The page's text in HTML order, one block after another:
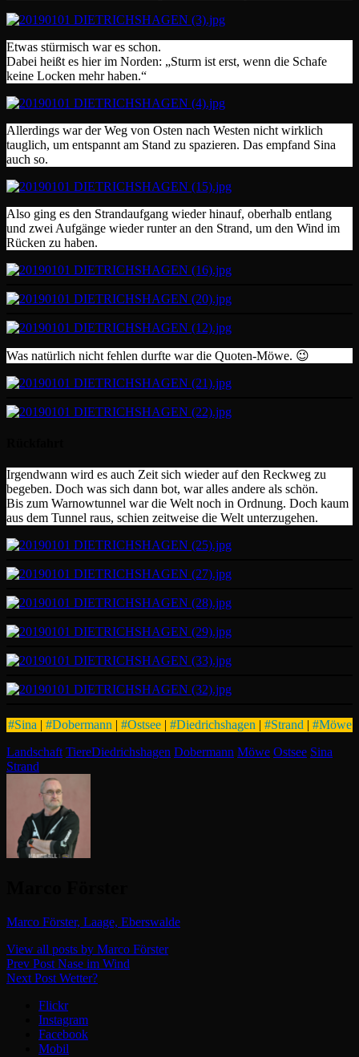
Etwas stürmisch war es schon.
Dabei heißt es hier im Norden: „Sturm ist erst, wenn die Schafe
keine Locken mehr haben.“
Allerdings war der Weg von Osten nach Westen nicht wirklich
tauglich, um entspannt am Stand zu spazieren. Das empfand Sina
auch so.
Also ging es den Strandaufgang wieder hinauf, oberhalb entlang
und zwei Aufgänge wieder runter an den Strand, um den Wind im
Rücken zu haben.
Was natürlich nicht fehlen durfte war die Quoten-Möwe. 😉
Irgendwann wird es auch Zeit sich wieder auf den Reckweg zu
begeben. Doch was sich dann bot, war alles andere als schön.
Bis zum Warnowtunnel war die Welt noch in Ordnung. Doch kaum
aus dem Tunnel raus, schien zeitweise die Welt unterzugehen.
#Sina | #Dobermann | #Ostsee| #Diedrichshagen | #Strand | #Möwe
Categories
Landschaft TiereTags,
Diedrichshagen Dobermann Möwe Ostsee Sina
Strand
Marco Förster, Laage, Eberswalde
View all posts by Marco Förster
Beitragsnavigation
Previous
Post
Prev Post Nase im Wind
Next
Next Post Wetter?
Flickr
Instagram
Facebook
Mobil